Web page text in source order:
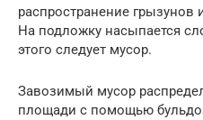
распространение грызунов
На подложку насыпается
этого следует мусор.
Завозимый мусор
площади с помощью